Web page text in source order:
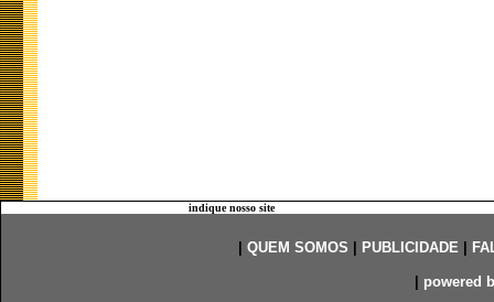
indique nosso site
QUEM SOMOS PUBLICIDADE|
powered